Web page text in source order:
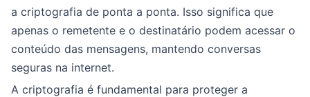
a criptografia de ponta a ponta. Isso significa que
apenas o remetente e o destinatário podem acessar o
conteúdo das mensagens, mantendo conversas
seguras na internet.
A criptografia é fundamental para proteger a